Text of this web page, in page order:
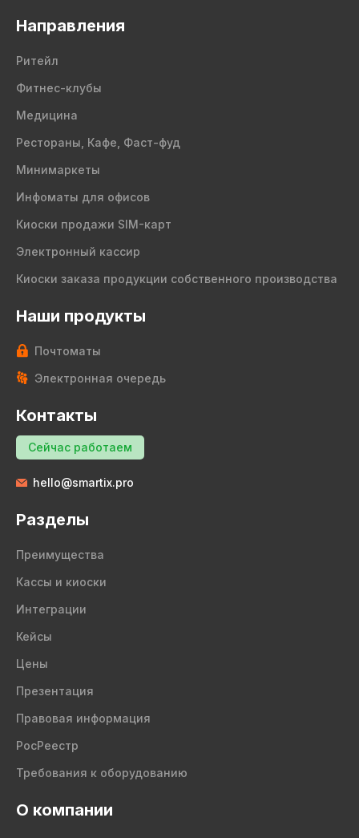
Направления
Ритейл
Фитнес-клубы
Медицина
Рестораны, Кафе, Фаст-фуд
Минимаркеты
Инфоматы для офисов
Киоски продажи SIM-карт
Электронный кассир
Киоски заказа продукции собственного производства
Наши продукты
Почтоматы
Электронная очередь
Контакты
Сейчас работаем
hello@smartix.pro
Разделы
Преимущества
Кассы и киоски
Интеграции
Кейсы
Цены
Презентация
Правовая информация
РосРеестр
Требования к оборудованию
О компании